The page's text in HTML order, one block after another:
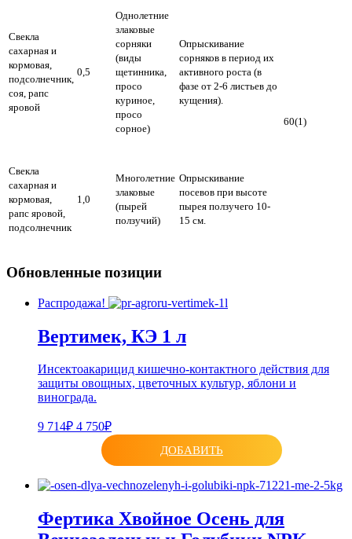
Свекла
сахарная и
кормовая,
подсолнечник,
соя, рапс
яровой
0,5
Однолетние
злаковые
сорняки
(виды
щетинника,
просо
куриное,
просо
сорное)
Опрыскивание
сорняков в период их
активного роста (в
фазе от 2-6 листьев до
кущения).
60(1)
Свекла
сахарная и
кормовая,
рапс яровой,
подсолнечник
1,0
Многолетние
злаковые
(пырей
ползучий)
Опрыскивание
посевов при высоте
пырея ползучего 10-
15 см.
Обновленные позиции
Распродажа!
Вертимек, КЭ 1 л
Инсектоакарицид кишечно-контактного действия для
защиты овощных, цветочных культур, яблони и
винограда.
9 714₽ 4 750₽
ДОБАВИТЬ
Фертика Хвойное Осень для